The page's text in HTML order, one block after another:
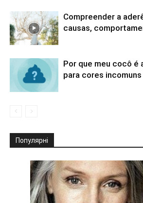
Compreender a
causas,
Por que meu cocô é
para cores
Популярні